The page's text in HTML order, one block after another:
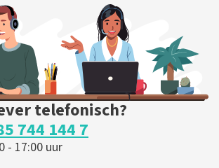
telefonisch?
744 144 7
- 17:00 uur